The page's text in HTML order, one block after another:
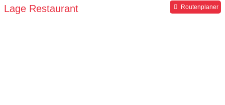
Lage Restaurant Routenplaner